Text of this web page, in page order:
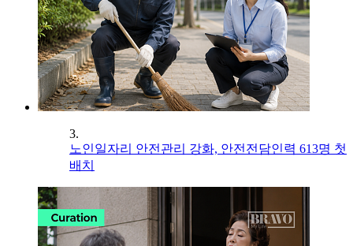
3.
노인일자리 안전관리 강화, 안전전담인력 613명 첫
배치